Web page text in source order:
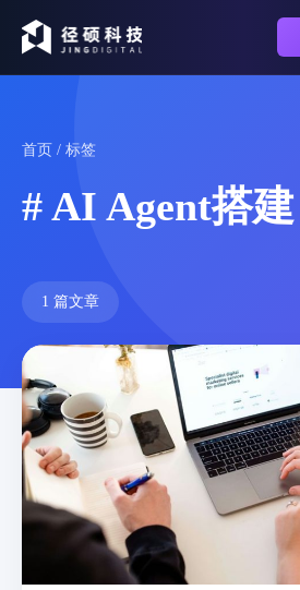
首页 / 标签
# AI Agent搭建
1 篇文章